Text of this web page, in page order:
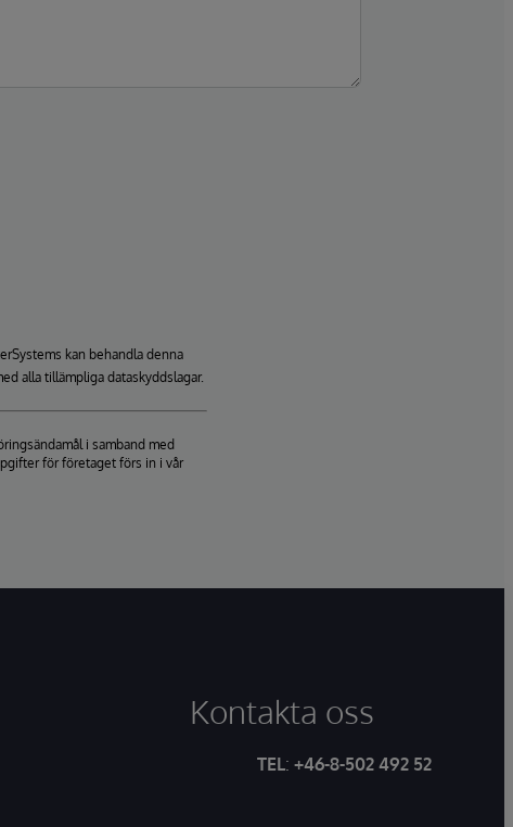
kan behandla denna
alla tillämpliga dataskyddslagar.
i samband med
för företaget förs in i vår
Kontakta oss
TEL: +46-8-502 492 52